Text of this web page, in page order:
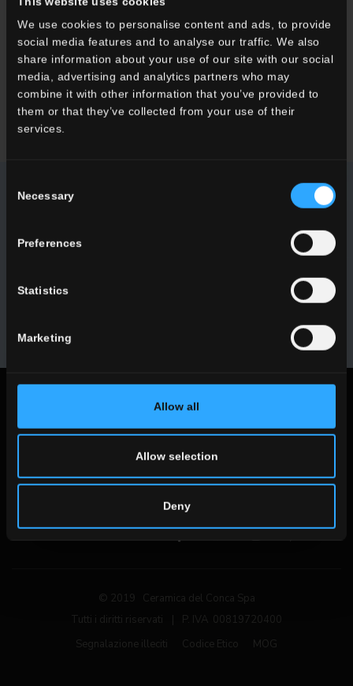
We use cookies to personalise content and ads, to provide
social media features and to analyse our traffic. We also
share information about your use of our site with our social
media, advertising and analytics partners who may
combine it with other information that you’ve provided to
them or that they’ve collected from your use of their
services.
Selection
Necessary
Preferences
Statistics
Marketing
Allow all
Allow selection
Deny
Desideri maggiori informazioni sui nostri pavimenti e rivestimenti?
Cerchi un rivenditore o una soluzione specifica per il tuo
progetto?
CONTATTACI
Ricevi tutte le ultime novità sulle nostre collezioni, eventi,
Privacy Policy
© 2019 Ceramica del Conca Spa
Tutti i diritti riservati
|
P. IVA 00819720400
Segnalazione illeciti
Codice Etico MOG